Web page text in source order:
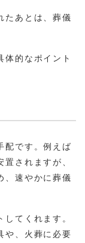
たあとは、葬儀
体的なポイント
配です。例えば
されますが、
、速やかに葬儀
てくれます。
や、火葬に必要